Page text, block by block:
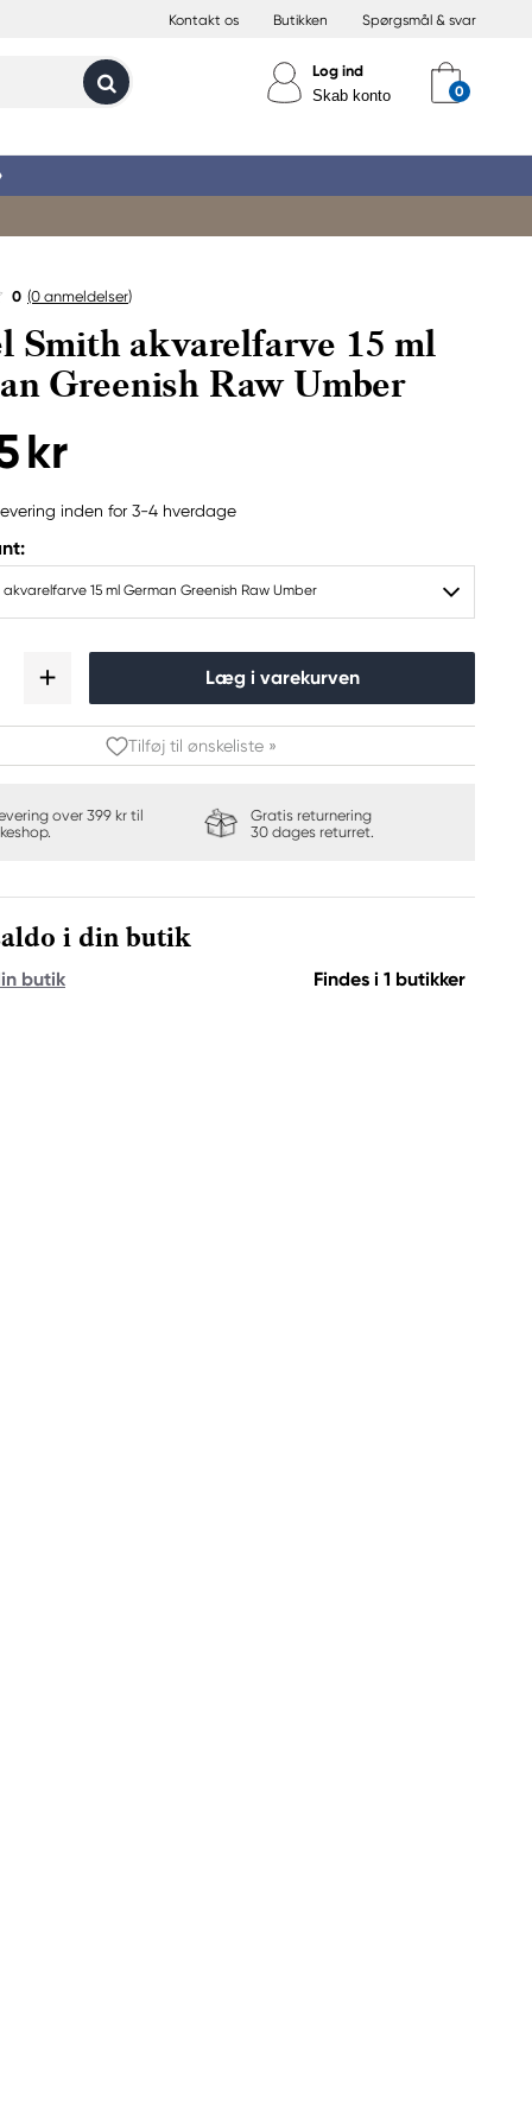
Kontakt os Butikken Spørgsmål & svar
Log ind
Skab konto
0 (0 anmeldelser)
Smith akvarelfarve 15 ml
Greenish Raw Umber
kr
inden for 3-4 hverdage
15 ml German Greenish Raw Umber
Læg i varekurven
Tilføj til ønskeliste »
over 399 kr til
Gratis returnering
30 dages returret.
i din butik
butik Findes i 1 butikker